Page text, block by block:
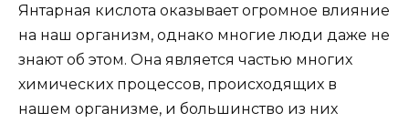
Янтарная кислота оказывает огромное влияние
на наш организм, однако многие люди даже не
знают об этом. Она является частью многих
химических процессов, происходящих в
нашем организме, и большинство из них